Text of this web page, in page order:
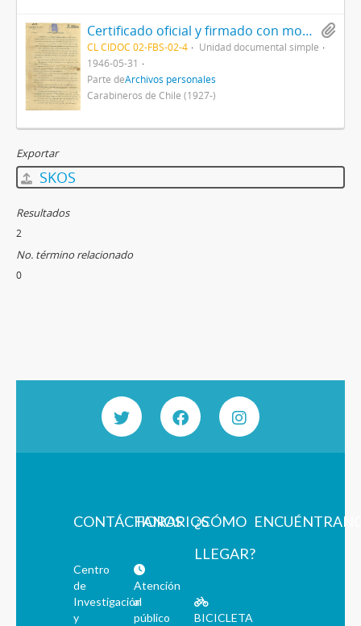
Certificado oficial y firmado con motivo de prestación de servicios a Carabineros de Chile
CL CIDOC 02-FBS-02-4
Unidad documental simple
1946-05-31
Parte deArchivos personales
Carabineros de Chile (1927-)
Exportar
SKOS
Resultados
2
No. término relacionado
0
CONTÁCTANOS
Centro
de
Investigación
y
HORARIOS
Atención
al
público
¿CÓMO
LLEGAR?
BICICLETA